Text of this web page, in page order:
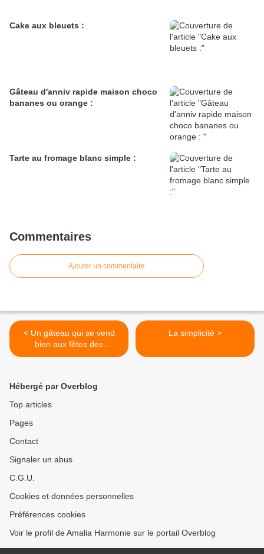
Cake aux bleuets :
Gâteau d'anniv rapide maison choco
bananes ou orange :
Tarte au fromage blanc simple :
Commentaires
Ajouter un commentaire
< Un gâteau qui se vend
bien aux fêtes des
associations :
La simplicité >
Hébergé par Overblog
Top articles
Pages
Contact
Signaler un abus
C.G.U.
Cookies et données personnelles
Préférences cookies
Voir le profil de Amalia Harmonie sur le portail Overblog